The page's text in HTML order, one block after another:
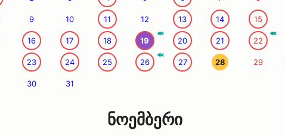
9 10 11 12 13 14 15
16 17 18 19 20 21 22
23 24 25 26 27 28 29
30 31
ნოემბერი